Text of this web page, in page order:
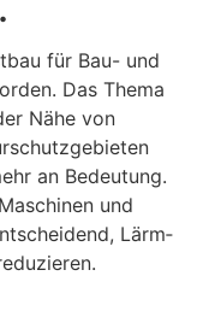
für Bau- und
Das Thema
Nähe von
an Bedeutung.
und
Lärm­